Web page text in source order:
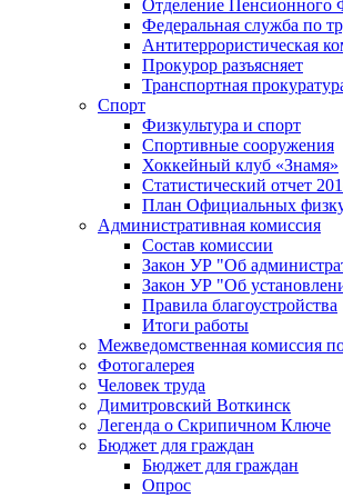
Отделение Пенсионного
Федеральная служба по
Антитеррористическая
Прокурор разъясняет
Транспортная
Спорт
Физкультура и спорт
Спортивные сооружения
Хоккейный клуб «Знамя»
Статистический отчет
План Официальных
Административная комиссия
Состав комиссии
Закон УР "Об
Закон УР "Об
Правила благоустройства
Итоги работы
Межведомственная комиссия
Фотогалерея
Человек труда
Димитровский Воткинск
Легенда о Скрипичном Ключе
Бюджет для граждан
Бюджет для граждан
Опрос